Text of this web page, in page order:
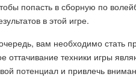
попасть в сборную по
в этой игре.
вам необходимо стать
оттачивание техники игры
потенциал и привлечь